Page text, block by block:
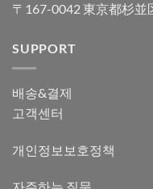
〒167-0042 東京都杉並
SUPPORT
배송&결제
고객센터
개인정보보호정책